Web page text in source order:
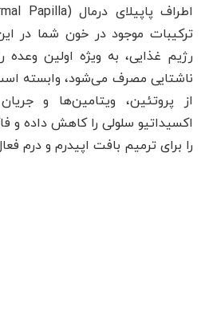
ترکیبات موجود در خون شما در
رژیم غذایی، به ویژه اولین
ناشتایی مصرف می‌شود، وابسته
از پروتئین، ویتامین‌ها و
اکسیداتیو سلولی را کاهش داده و
را برای ترمیم بافت اپیدرم و درم